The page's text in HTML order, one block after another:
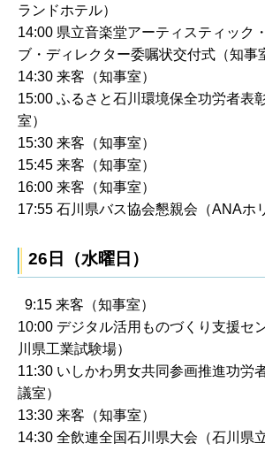
ランドホテル）
14:00 県立音楽堂アーティスティック
ブ・ディレクター委嘱状交付式（知事
14:30 来客（知事室）
15:00 ふるさと石川環境保全功労者表
室）
15:30 来客（知事室）
15:45 来客（知事室）
16:00 来客（知事室）
17:55 石川県バス協会懇親会（ANAホ
26日（水曜日）
9:15 来客（知事室）
10:00 デジタル活用ものづくり支援セ
川県工業試験場）
11:30 いしかわ男女共同参画推進功労
議室）
13:30 来客（知事室）
14:30 全飲連全国石川県大会（石川県